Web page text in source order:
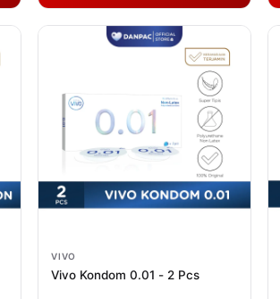
VIVO
Vivo Kondom 0.01 - 2 Pcs